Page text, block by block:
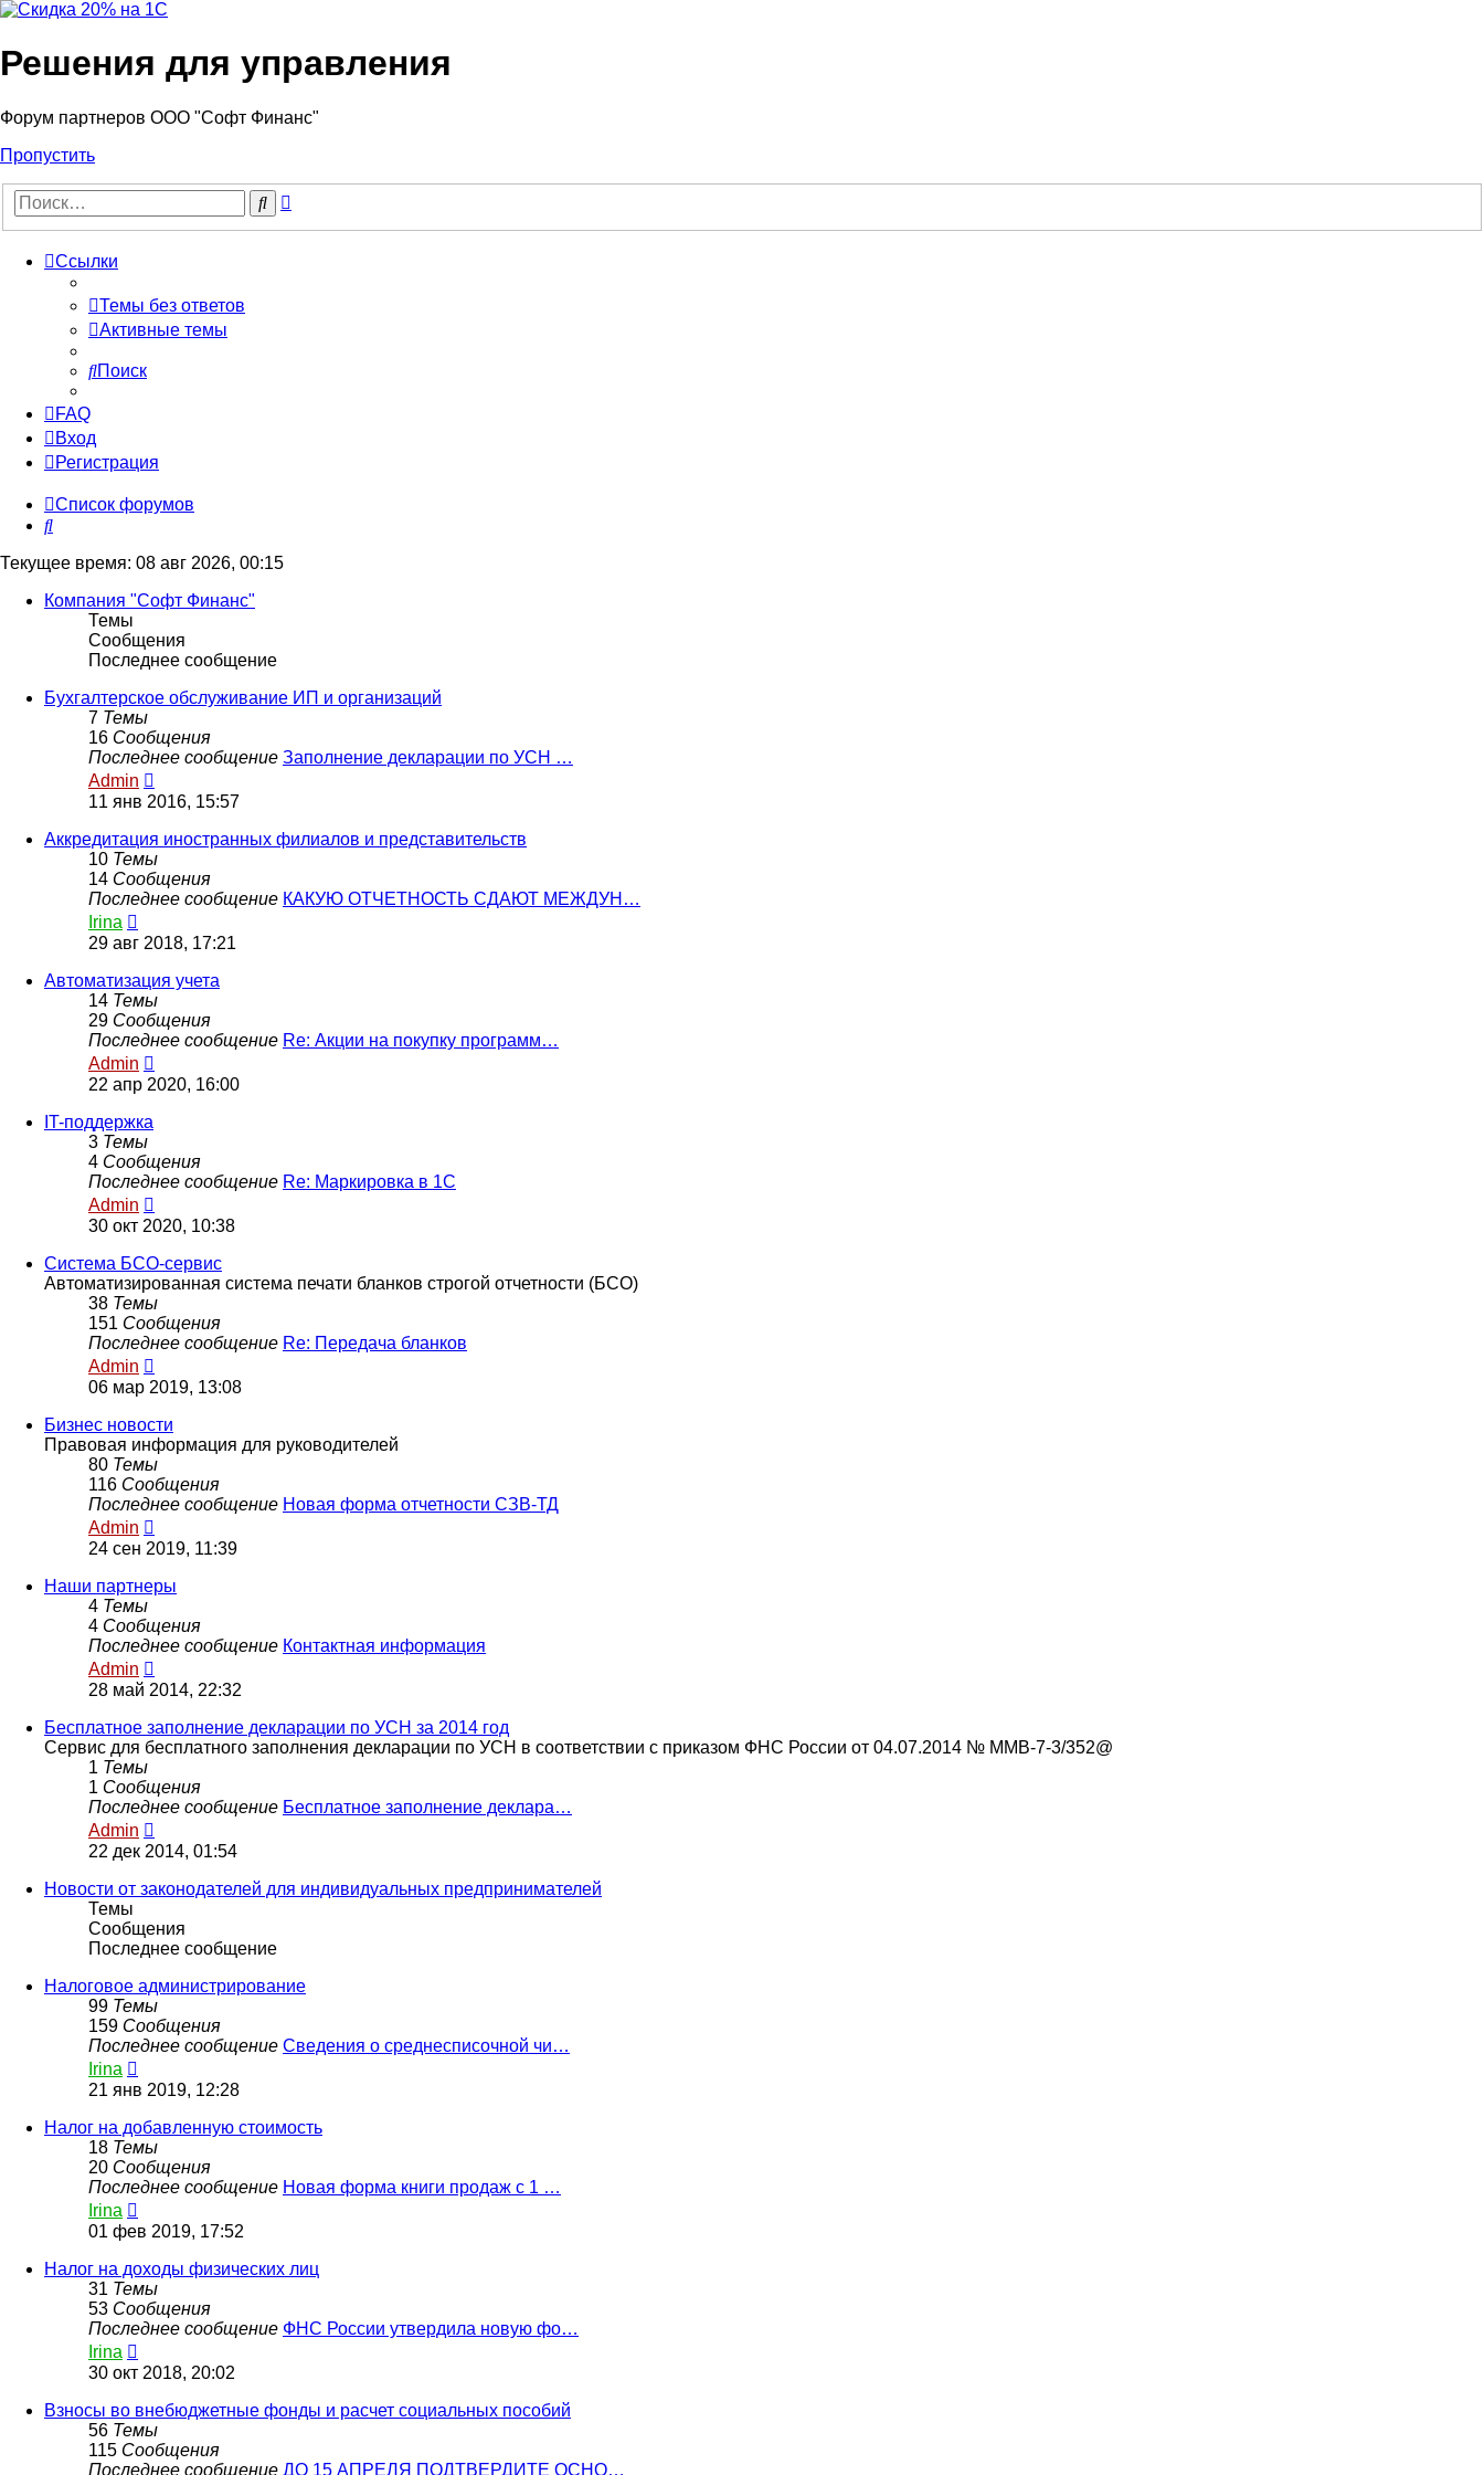
Решения для управления
Форум партнеров ООО "Софт Финанс"
Пропустить
Поиск
Ссылки
Темы без ответов
Активные темы
Поиск
FAQ
Вход
Регистрация
Список форумов
Поиск
Текущее время: 08 авг 2026, 00:15
Компания "Софт Финанс"
Темы
Сообщения
Последнее сообщение
Бухгалтерское обслуживание ИП и организаций
7 Темы
16 Сообщения
Последнее сообщение Заполнение декларации по УСН …
Admin
к
сообщению
11 янв 2016, 15:57
Аккредитация иностранных филиалов и представительств
10 Темы
14 Сообщения
Последнее сообщение КАКУЮ ОТЧЕТНОСТЬ СДАЮТ МЕЖДУН…
Irina
к
сообщению
29 авг 2018, 17:21
Автоматизация учета
14 Темы
29 Сообщения
Последнее сообщение Re: Акции на покупку программ…
Admin
к
22 апр 2020, 16:00
IT-поддержка
3 Темы
4 Сообщения
Последнее сообщение Re: Маркировка в 1С
Admin
к
сообщению
30 окт 2020, 10:38
Система БСО-сервис
Автоматизированная система печати бланков строгой отчетности (БСО)
38 Темы
151 Сообщения
Последнее сообщение Re: Передача бланков
Admin
к
сообщению
06 мар 2019, 13:08
Бизнес новости
Правовая информация для руководителей
80 Темы
116 Сообщения
Последнее сообщение Новая форма отчетности СЗВ-ТД
Admin
к
сообщению
24 сен 2019, 11:39
Наши партнеры
4 Темы
4 Сообщения
Последнее сообщение Контактная информация
Admin
к
сообщению
28 май 2014, 22:32
Бесплатное заполнение декларации по УСН за 2014 год
Сервис для бесплатного заполнения декларации по УСН в соответствии с приказом ФНС России от 04.07.2014 № ММВ-7-3/352@
1 Темы
1 Сообщения
Последнее сообщение Бесплатное заполнение деклара…
Admin
к
сообщению
22 дек 2014, 01:54
Новости от законодателей для индивидуальных предпринимателей
Темы
Сообщения
Последнее сообщение
Налоговое администрирование
99 Темы
159 Сообщения
Последнее сообщение Сведения о среднесписочной чи…
Irina
к
сообщению
21 янв 2019, 12:28
Налог на добавленную стоимость
18 Темы
20 Сообщения
Последнее сообщение Новая форма книги продаж с 1 …
Irina
к
сообщению
01 фев 2019, 17:52
Налог на доходы физических лиц
31 Темы
53 Сообщения
Последнее сообщение ФНС России утвердила новую фо…
Irina
к
сообщению
30 окт 2018, 20:02
Взносы во внебюджетные фонды и расчет социальных пособий
56 Темы
115 Сообщения
Последнее сообщение ДО 15 АПРЕЛЯ ПОДТВЕРДИТЕ ОСНО…